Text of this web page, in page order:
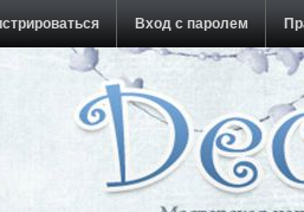
Вход с паролем